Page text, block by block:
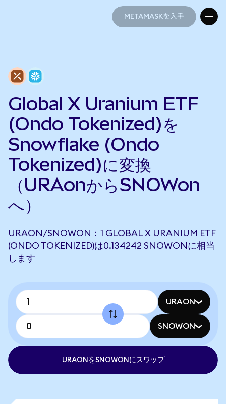
METAMASKを入手
Global X Uranium ETF
(Ondo Tokenized)を
Snowflake (Ondo
Tokenized)に変換
（URAonからSNOWon
へ）
URAON/SNOWON：1 GLOBAL X URANIUM ETF
(ONDO TOKENIZED)は0.134242 SNOWONに相当
します
URAON
SNOWON
URAONをSNOWONにスワップ